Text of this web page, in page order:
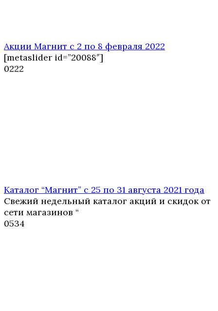
Акции Магнит с 2 по 8 февраля 2022
[metaslider id=”20088″]
0222
Каталог “Магнит” с 25 по 31 августа 2021 года
Свежий недельный каталог акций и скидок от
сети магазинов “
0534